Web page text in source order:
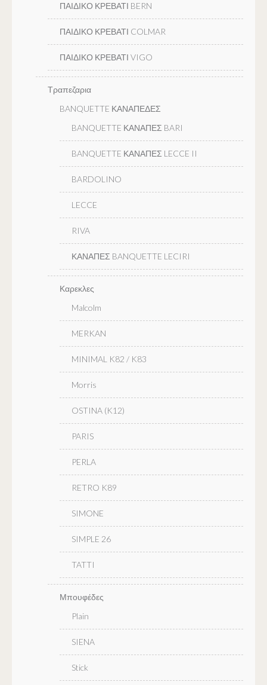
ΠΑΙΔΙΚΟ ΚΡΕΒΑΤΙ BERN
ΠΑΙΔΙΚΟ ΚΡΕΒΑΤΙ COLMAR
ΠΑΙΔΙΚΟ ΚΡΕΒΑΤΙ VIGO
Τραπεζαρια
BANQUETTE ΚΑΝΑΠΕΔΕΣ
BANQUETTE ΚΑΝΑΠΕΣ BARI
BANQUETTE ΚΑΝΑΠΕΣ LECCE II
BARDOLINO
LECCE
RIVA
ΚΑΝΑΠΕΣ BANQUETTE LECIRI
Καρεκλες
Malcolm
MERKAN
MINIMAL K82 / K83
Morris
OSTINA (K12)
PARIS
PERLA
RETRO K89
SIMONE
SIMPLE 26
TATTI
Μπουφέδες
Plain
SIENA
Stick